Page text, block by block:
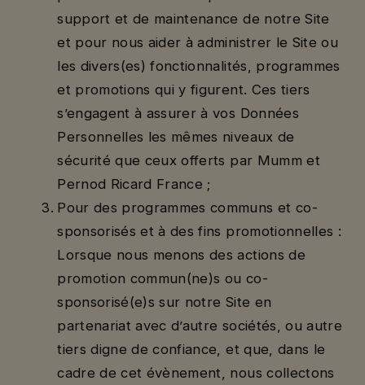
support et de maintenance de notre Site
et pour nous aider à administrer le Site ou
les divers(es) fonctionnalités, programmes
et promotions qui y figurent. Ces tiers
s’engagent à assurer à vos Données
Personnelles les mêmes niveaux de
sécurité que ceux offerts par Mumm et
Pernod Ricard France ;
Pour des programmes communs et co-
sponsorisés et à des fins promotionnelles :
Lorsque nous menons des actions de
promotion commun(ne)s ou co-
sponsorisé(e)s sur notre Site en
partenariat avec d’autre sociétés, ou autre
tiers digne de confiance, et que, dans le
cadre de cet évènement, nous collectons